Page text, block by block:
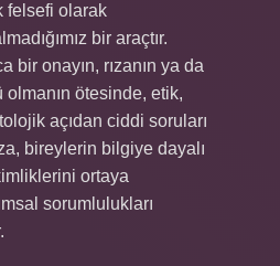
felsefi olarak
bir araçtır.
bir onayın, rızanın ya da
ötesinde, etik,
açıdan ciddi soruları
bireylerin bilgiye dayalı
ortaya
sorumlulukları